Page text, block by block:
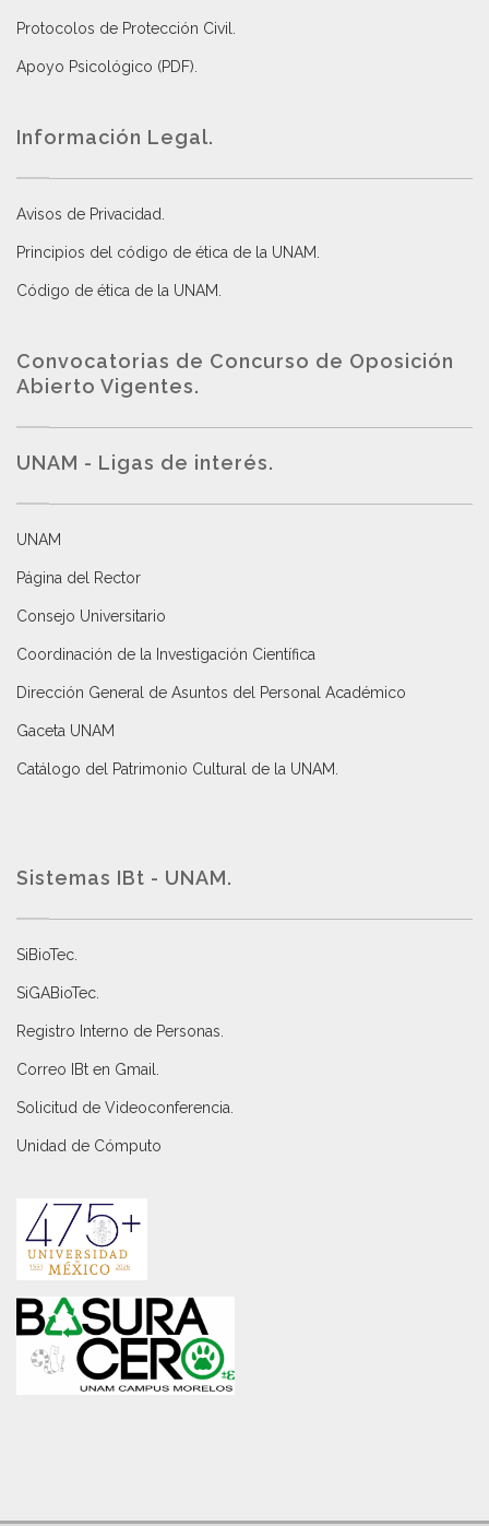
Protocolos de Protección Civil
Apoyo Psicológico (PDF)
Información Legal.
Avisos de Privacidad
Principios del código de ética de la UNAM
Código de ética de la UNAM
Convocatorias de Concurso de Oposición
Abierto Vigentes.
UNAM - Ligas de interés.
UNAM
Página del Rector
Consejo Universitario
Coordinación de la Investigación Científica
Dirección General de Asuntos del Personal Académico
Gaceta UNAM
Catálogo del Patrimonio Cultural de la UNAM.
Sistemas IBt - UNAM.
SiBioTec
SiGABioTec.
Registro Interno de Personas
Correo IBt en Gmail
Solicitud de Videoconferencia.
Unidad de Cómputo